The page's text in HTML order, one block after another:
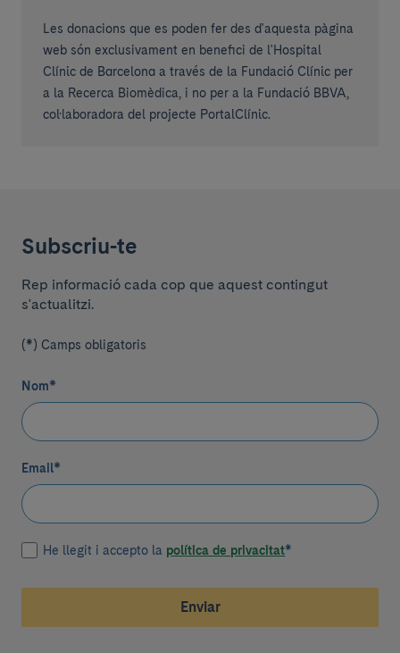
Les donacions que es poden fer des d'aquesta pàgina
web són exclusivament en benefici de l'Hospital
Clínic de Barcelona a través de la Fundació Clínic per
a la Recerca Biomèdica, i no per a la Fundació BBVA,
col·laboradora del projecte PortalClínic.
Subscriu-te
Rep informació cada cop que aquest contingut
s'actualitzi.
(*) Camps obligatoris
Nom*
Email*
He llegit i accepto la política de privacitat*
Enviar